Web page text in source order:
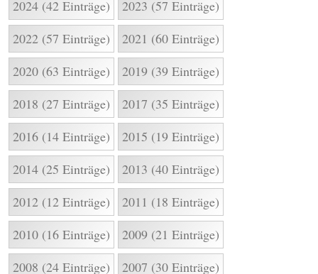
2024 (42 Einträge)
2023 (57 Einträge)
2022 (57 Einträge)
2021 (60 Einträge)
2020 (63 Einträge)
2019 (39 Einträge)
2018 (27 Einträge)
2017 (35 Einträge)
2016 (14 Einträge)
2015 (19 Einträge)
2014 (25 Einträge)
2013 (40 Einträge)
2012 (12 Einträge)
2011 (18 Einträge)
2010 (16 Einträge)
2009 (21 Einträge)
2008 (24 Einträge)
2007 (30 Einträge)